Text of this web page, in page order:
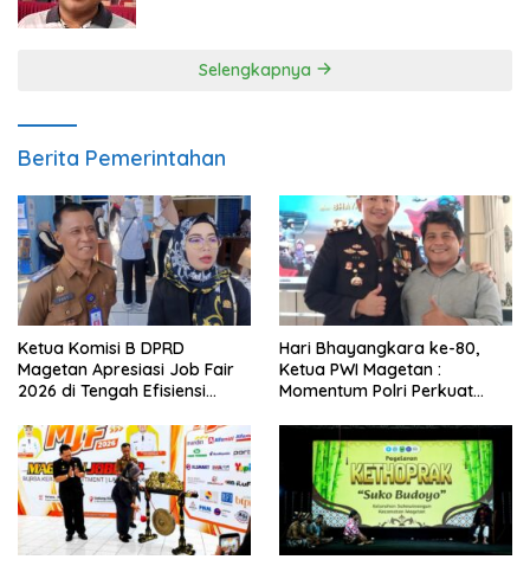
Selengkapnya
Berita Pemerintahan
Ketua Komisi B DPRD
Magetan Apresiasi Job Fair
2026 di Tengah Efisiensi
Hari Bhayangkara ke-80,
Ketua PWI Magetan :
Momentum Polri Perkuat